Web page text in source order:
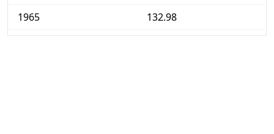
1965
132.98